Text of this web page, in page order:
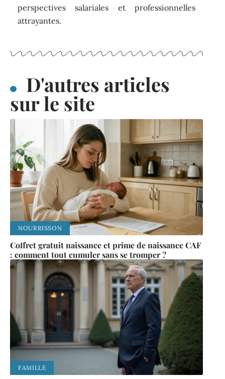
perspectives salariales et professionnelles
attrayantes.
D'autres articles
sur le site
NOURRISSON
Coffret gratuit naissance et prime de naissance CAF
: comment tout cumuler sans se tromper ?
FAMILLE